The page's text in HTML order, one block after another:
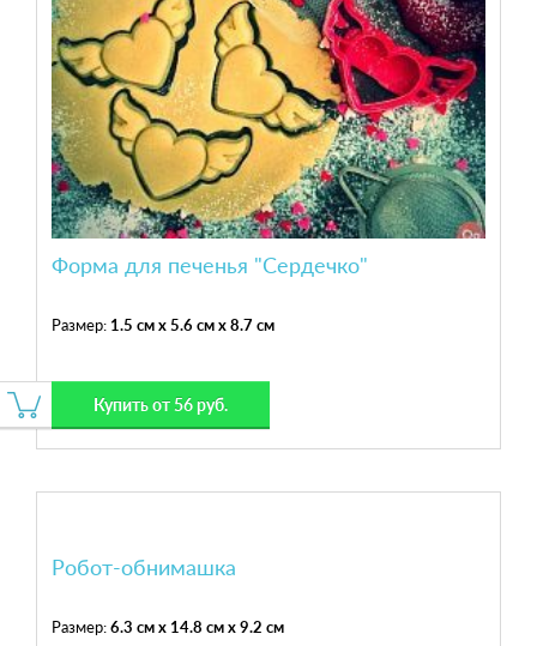
Форма для печенья "Сердечко"
Размер: 1.5 см x 5.6 см x 8.7 см
Купить от 56 руб.
Робот-обнимашка
Размер:6.3 см x 14.8 см x 9.2 см